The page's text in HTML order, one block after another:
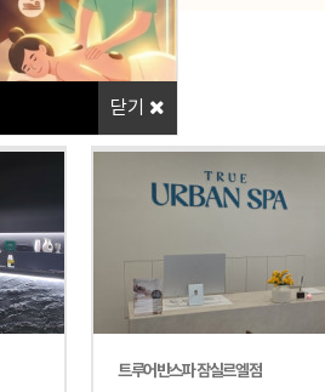
닫기
트루어반스파 잠실르엘점